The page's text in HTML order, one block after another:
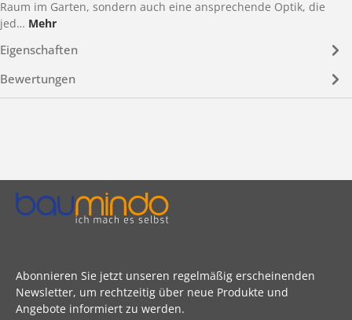
Raum im Garten, sondern auch eine ansprechende Optik, die
jed… Mehr
Eigenschaften
Bewertungen
Abonnieren Sie jetzt unseren regelmäßig erscheinenden
Newsletter, um rechtzeitig über neue Produkte und
Angebote informiert zu werden.